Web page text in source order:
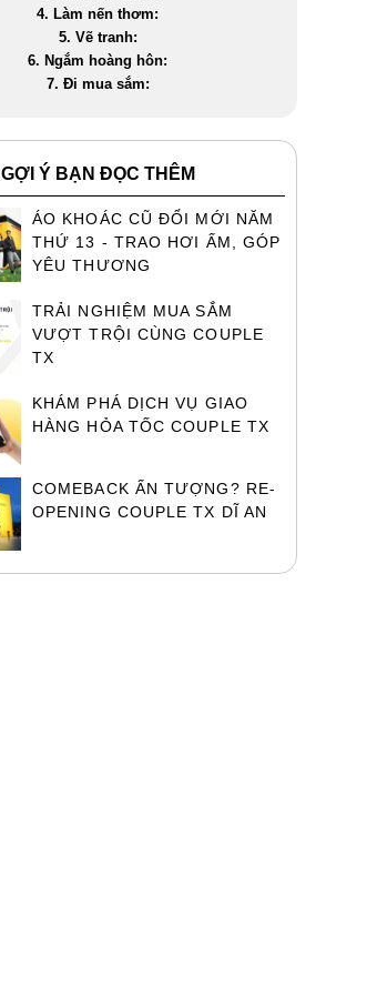
4. Làm nến thơm:
5. Vẽ tranh:
6. Ngắm hoàng hôn:
7. Đi mua sắm:
GỢI Ý BẠN ĐỌC THÊM
ÁO KHOÁC CŨ ĐỔI MỚI NĂM
THỨ 13 - TRAO HƠI ẤM, GÓP
YÊU THƯƠNG
TRẢI NGHIỆM MUA SẮM
VƯỢT TRỘI CÙNG COUPLE
TX
KHÁM PHÁ DỊCH VỤ GIAO
HÀNG HỎA TỐC COUPLE TX
COMEBACK ẤN TƯỢNG? RE-
OPENING COUPLE TX DĨ AN